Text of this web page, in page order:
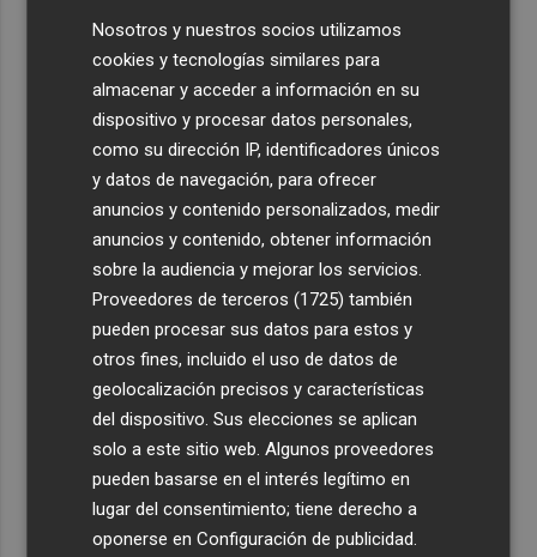
Nosotros y nuestros socios utilizamos
cookies y tecnologías similares para
almacenar y acceder a información en su
dispositivo y procesar datos personales,
como su dirección IP, identificadores únicos
y datos de navegación, para ofrecer
anuncios y contenido personalizados, medir
anuncios y contenido, obtener información
sobre la audiencia y mejorar los servicios.
Proveedores de terceros (1725) también
pueden procesar sus datos para estos y
otros fines, incluido el uso de datos de
geolocalización precisos y características
del dispositivo. Sus elecciones se aplican
solo a este sitio web. Algunos proveedores
pueden basarse en el interés legítimo en
lugar del consentimiento; tiene derecho a
oponerse enConfiguración de publicidad